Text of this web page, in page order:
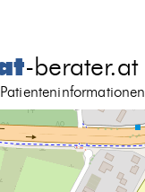
-berater.at